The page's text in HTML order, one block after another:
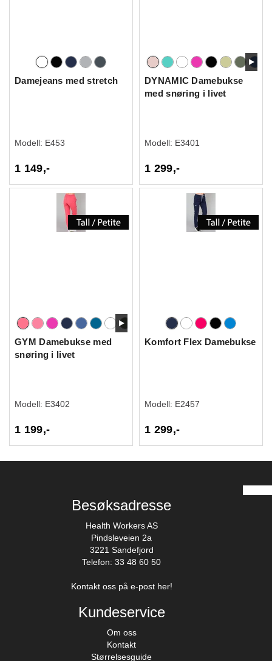
Damejeans med stretch
Modell: E453
1 149,-
DYNAMIC Damebukse
med snøring i livet
Modell: E3401
1 299,-
GYM Damebukse med
snøring i livet
Modell: E3402
1 199,-
Komfort Flex Damebukse
Modell: E2457
1 299,-
Besøksadresse
Health Workers AS
Pindsleveien 2a
3221 Sandefjord
Telefon: 33 48 60 50
Kontakt oss på e-post her!
Kundeservice
Om oss
Kontakt
Størrelsesguide